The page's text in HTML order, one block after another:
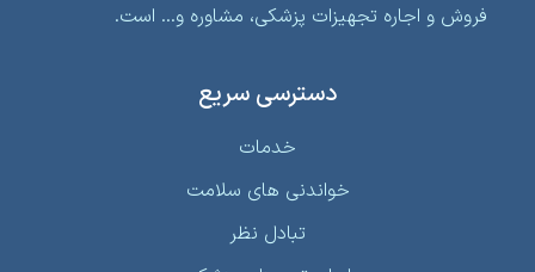
فروش و اجاره تجهیزات پزشکی، مشاوره و… است.
دسترسی سریع
خدمات
خواندنی‌ های سلامت
تبادل نظر